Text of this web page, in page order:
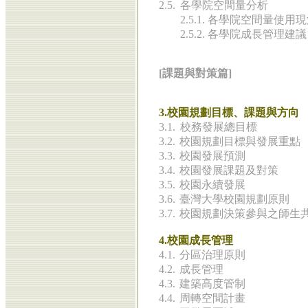
2.5. 各學院空間量分析
2.5.1. 各學院空間量使用
2.5.2. 各學院成長管理建議
[課題與對策篇]
3.校園規劃目標、課題與方向
3.1. 校務發展總目標
3.2. 校園規劃目標與發展重點
3.3. 校園發展預測
3.4. 校園發展課題及對策
3.5. 校園永續發展
3.6. 臺灣大學校園規劃原則
3.7. 校園規劃決策參與之師生
4.校園成長管理
4.1. 分區治理原則
4.2. 成長管理
4.3. 建築高度管制
4.4. 周轉空間計畫